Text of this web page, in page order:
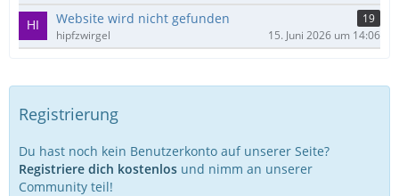
Website wird nicht gefunden
19
hipfzwirgel
15. Juni 2026 um 14:06
Registrierung
Du hast noch kein Benutzerkonto auf unserer Seite?
Registriere dich kostenlos und nimm an unserer
Community teil!